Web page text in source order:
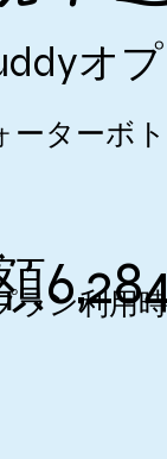
ーターボ
ラン利用時
オ